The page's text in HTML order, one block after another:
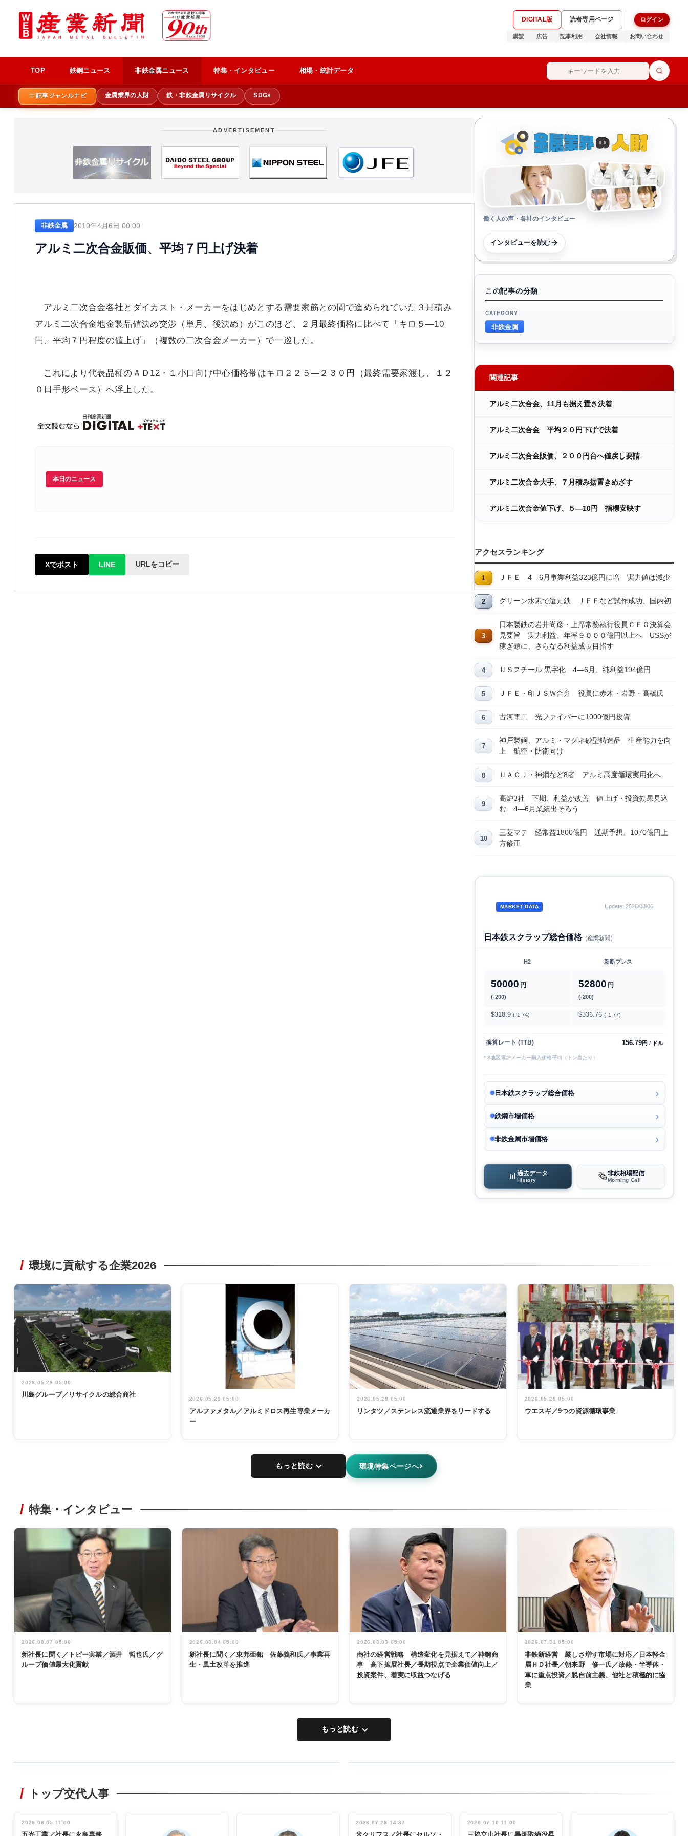
DIGITAL版 読者専用ページ ログイン
購読 広告 記事利用 会社情報 お問い合わせ
TOP 鉄鋼ニュース 非鉄金属ニュース 特集・インタビュー 相場・統計データ
記事ジャンルナビ 金属業界の人財 鉄・非鉄金属リサイクル SDGs
ADVERTISEMENT
非鉄金属 2010年4月6日 00:00
アルミ二次合金販価、平均７円上げ決着
アルミ二次合金各社とダイカスト・メーカーをはじめとする需要家筋との間で進められていた３月積み
アルミ二次合金地金製品値決め交渉（単月、後決め）がこのほど、２月最終価格に比べて「キロ５―10
円、平均７円程度の値上げ」（複数の二次合金メーカー）で一巡した。
これにより代表品種のＡＤ12・１小口向け中心価格帯はキロ２２５―２３０円（最終需要家渡し、１２
０日手形ベース）へ浮上した。
本日のニュース
Xでポスト LINE URLをコピー
働く人の声・各社のインタビュー
インタビューを読む
この記事の分類
CATEGORY
非鉄金属
関連記事
アルミ二次合金、11月も据え置き決着
アルミ二次合金 平均２０円下げで決着
アルミ二次合金販価、２００円台へ値戻し要請
アルミ二次合金大手、７月積み据置きめざす
アルミ二次合金値下げ、５―10円 指標安映す
アクセスランキング
ＪＦＥ 4―6月事業利益323億円に増 実力値は減少
グリーン水素で還元鉄 ＪＦＥなど試作成功、国内初
日本製鉄の岩井尚彦・上席常務執行役員ＣＦＯ決算会
見要旨 実力利益、年率９０００億円以上へ USSが
稼ぎ頭に、さらなる利益成長目指す
ＵＳスチール 黒字化 4―6月、純利益194億円
ＪＦＥ・印ＪＳＷ合弁 役員に赤木・岩野・髙橋氏
古河電工 光ファイバーに1000億円投資
神戸製鋼、アルミ・マグネ砂型鋳造品 生産能力を向
上 航空・防衛向け
ＵＡＣＪ・神鋼など8者 アルミ高度循環実用化へ
高炉3社 下期、利益が改善 値上げ・投資効果見込
む 4―6月業績出そろう
三菱マテ 経常益1800億円 通期予想、1070億円上
方修正
MARKET DATA Update: 2026/08/06
日本鉄スクラップ総合価格（産業新聞）
H2 新断プレス
50000 円
(-200)
52800 円
(-200)
$318.9 (-1.74) $336.76 (-1.77)
換算レート (TTB) 156.79円 / ドル
* 3地区電炉メーカー購入価格平均（トン当たり）
日本鉄スクラップ総合価格
鉄鋼市場価格
非鉄金属市場価格
📊 過去データ
History 🗞️非鉄相場配信
Morning Call
環境に貢献する企業2026
2026.05.29 05:00
川島グループ／リサイクルの総合商社
2026.05.29 05:00
アルファメタル／アルミドロス再生専業メーカ
ー
2026.05.29 05:00
リンタツ／ステンレス流通業界をリードする
2026.05.29 05:00
ウエスギ／9つの資源循環事業
もっと読む 環境特集ページへ
特集・インタビュー
2026.08.07 05:00
新社長に聞く／トピー実業／酒井 哲也氏／グ
ループ価値最大化貢献
2026.08.04 05:00
新社長に聞く／東邦亜鉛 佐藤義和氏／事業再
生・風土改革を推進
2026.08.03 05:00
商社の経営戦略 構造変化を見据えて／神鋼商
事 髙下拡展社長／長期視点で企業価値向上／
投資案件、着実に収益つなげる
2026.07.31 05:00
非鉄新経営 厳しさ増す市場に対応／日本軽金
属ＨＤ社長／朝来野 修一氏／放熱・半導体・
車に重点投資／脱自前主義、他社と積極的に協
業
もっと読む
非鉄業界で
管理職編
インタビュ
INTERVIEW
念祝う 業界
関係者ら220
トップ交代人事
2026.08.05 11:00 2026.07.28 14:37 2026.07.10 11:00